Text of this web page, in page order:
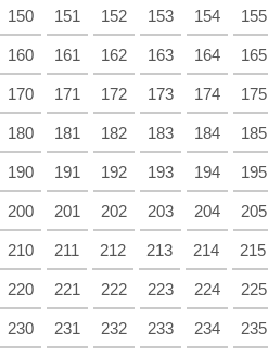
150 151 152 153 154 155
160 161 162 163 164 165
170 171 172 173 174 175
180 181 182 183 184 185
190 191 192 193 194 195
200 201 202 203 204 205
210 211 212 213 214 215
220 221 222 223 224 225
230 231 232 233 234 235